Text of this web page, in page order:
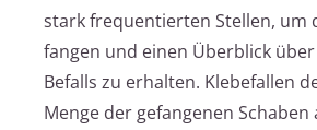
stark frequentierten Stellen, um
fangen und einen Überblick
Befalls zu erhalten. Klebefallen
Menge der gefangenen Schaben